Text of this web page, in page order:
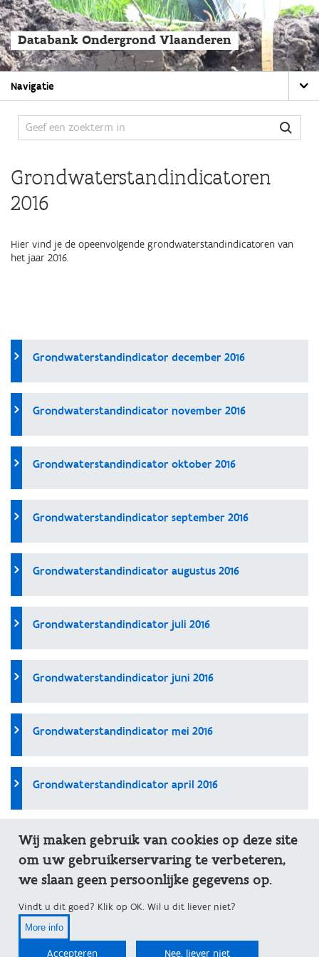
Overslaan
en
naar
de
algemene
inhoud
Databank Ondergrond Vlaanderen
Main
navigation
Navigatie
Grondwaterstandindicatoren
2016
Hier vind je de opeenvolgende grondwaterstandindicatoren van
het jaar 2016.
Grondwaterstandindicator december 2016
Grondwaterstandindicator november 2016
Grondwaterstandindicator oktober 2016
Grondwaterstandindicator september 2016
Grondwaterstandindicator augustus 2016
Grondwaterstandindicator juli 2016
Grondwaterstandindicator juni 2016
Grondwaterstandindicator mei 2016
Grondwaterstandindicator april 2016
Grondwaterstandindicator maart 2016
Grondwaterstandindicator februari 2016
Grondwaterstandindicator januari 2016
Wij maken gebruik van cookies op deze site
om uw gebruikerservaring te verbeteren,
we slaan geen persoonlijke gegevens op.
Vindt u dit goed? Klik op OK. Wil u dit liever niet?
More info
Accepteren Nee, liever niet